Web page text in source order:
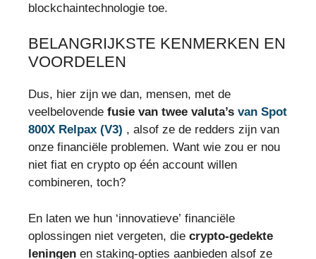
blockchaintechnologie toe.
BELANGRIJKSTE KENMERKEN EN
VOORDELEN
Dus, hier zijn we dan, mensen, met de
veelbelovende fusie van twee valuta’s van Spot
800X Relpax (V3) , alsof ze de redders zijn van
onze financiële problemen. Want wie zou er nou
niet fiat en crypto op één account willen
combineren, toch?
En laten we hun ‘innovatieve’ financiële
oplossingen niet vergeten, die crypto-gedekte
leningen en staking-opties aanbieden alsof ze